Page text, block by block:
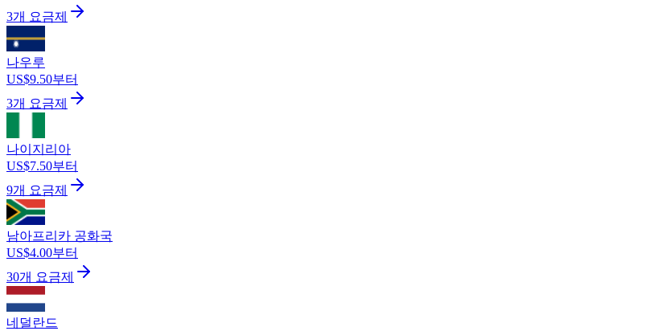
3개 요금제
나우루
US$9.50부터
3개 요금제
나이지리아
US$7.50부터
9개 요금제
남아프리카 공화국
US$4.00부터
30개 요금제
네덜란드